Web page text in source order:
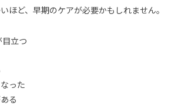
ほど、早期のケアが必要かもしれません。
立つ
った
る